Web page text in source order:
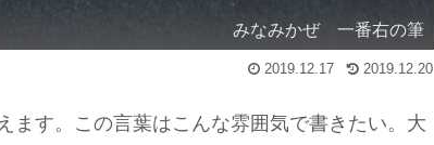
みなみかぜ 一番右の筆
2019.12.20
2019.12.17
ます。この言葉はこんな雰囲気で書きたい。大